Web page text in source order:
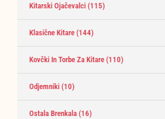
Kitarski Ojačevalci (115)
Klasične Kitare (144)
Kovčki In Torbe Za Kitare (110)
Odjemniki (10)
Ostala Brenkala (16)